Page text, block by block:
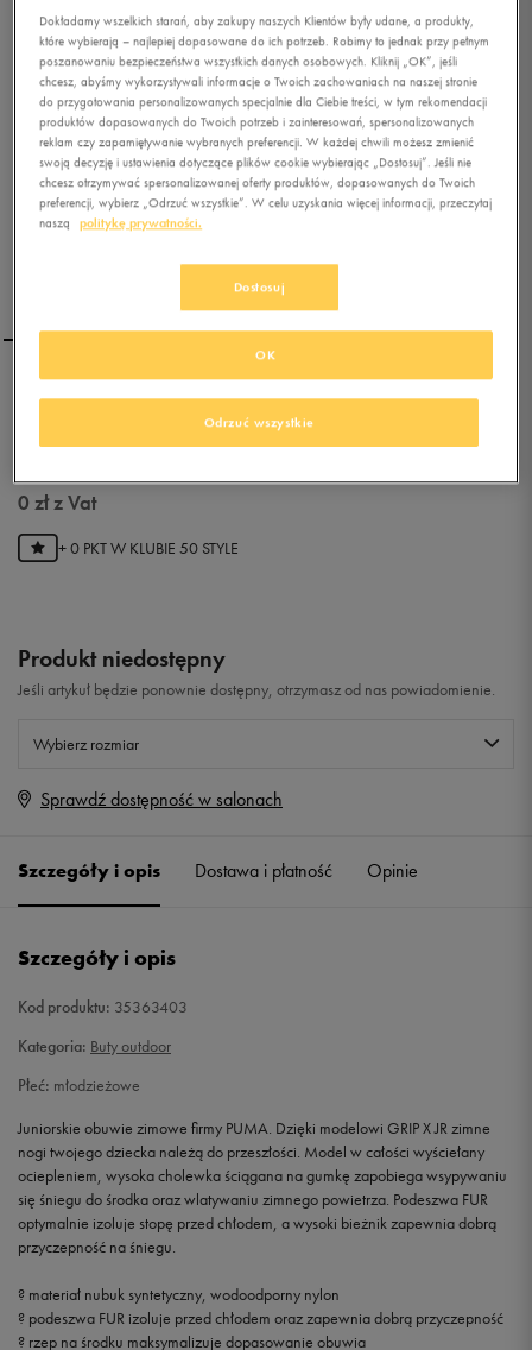
1/4
PUMA GRIP X JR
0 złz Vat
+ 0 PKT W KLUBIE 50 STYLE
Produkt niedostępny
Jeśli artykuł będzie ponownie dostępny, otrzymasz od nas powiadomienie.
Wybierz rozmiar
Rozmiary EU
37 23 cm
38 24 cm Powiadom o dostępności
38,5 24,5 cm Powiadom o dostępności
Sprawdź dostępność w salonach
Szczegóły i opis Dostawa i płatność Opinie
Szczegóły i opis
Kod produktu: 35363403
Kategoria: Buty outdoor
Płeć: młodzieżowe
Juniorskie obuwie zimowe firmy PUMA. Dzięki modelowi GRIP X JR zimne
nogi twojego dziecka należą do przeszłości. Model w całości wyściełany
ociepleniem, wysoka cholewka ściągana na gumkę zapobiega wsypywaniu
się śniegu do środka oraz wlatywaniu zimnego powietrza. Podeszwa FUR
optymalnie izoluje stopę przed chłodem, a wysoki bieżnik zapewnia dobrą
przyczepność na śniegu.
? materiał nubuk syntetyczny, wodoodporny nylon
? podeszwa FUR izoluje przed chłodem oraz zapewnia dobrą przyczepność
? rzep na środku maksymalizuje dopasowanie obuwia
Dokładamy wszelkich starań, aby zakupy naszych Klientów były udane, a produkty,
które wybierają – najlepiej dopasowane do ich potrzeb. Robimy to jednak przy pełnym
poszanowaniu bezpieczeństwa wszystkich danych osobowych. Kliknij „OK”, jeśli
chcesz, abyśmy wykorzystywali informacje o Twoich zachowaniach na naszej stronie
do przygotowania personalizowanych specjalnie dla Ciebie treści, w tym rekomendacji
produktów dopasowanych do Twoich potrzeb i zainteresowań, spersonalizowanych
reklam czy zapamiętywanie wybranych preferencji. W każdej chwili możesz zmienić
swoją decyzję i ustawienia dotyczące plików cookie wybierając „Dostosuj”. Jeśli nie
chcesz otrzymywać spersonalizowanej oferty produktów, dopasowanych do Twoich
preferencji, wybierz „Odrzuć wszystkie”. W celu uzyskania więcej informacji, przeczytaj
naszą
politykę prywatności.
Dostosuj
Odrzuć wszystkie
OK